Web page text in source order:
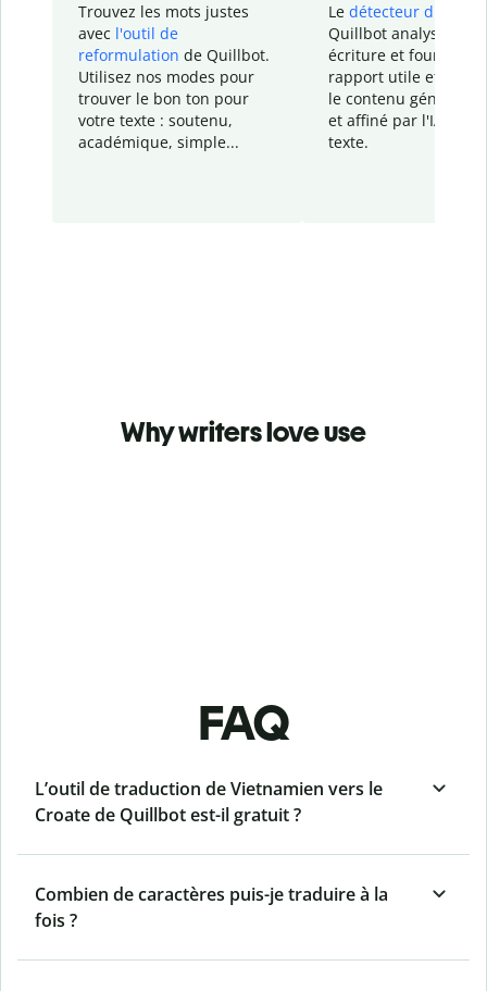
Trouvez les mots justes
avec l'outil de
reformulation de Quillbot.
Utilisez nos modes pour
trouver le bon ton pour
votre texte : soutenu,
académique, simple...
Le détecteur d'IA
Quillbot analyse votre
écriture et fournit un
rapport utile et
le contenu généré
et affiné par l'IA
texte.
Why writers love use
FAQ
L’outil de traduction de Vietnamien vers le
Croate de Quillbot est-il gratuit ?
Combien de caractères puis-je traduire à la
fois ?